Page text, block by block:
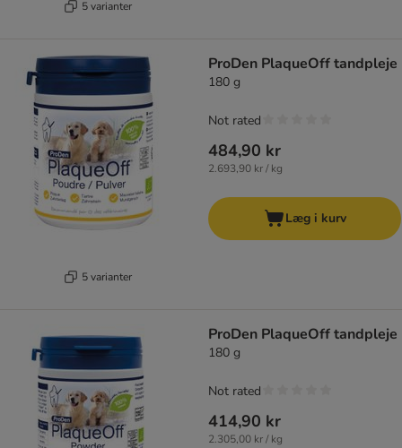
5 varianter
5 varianter
ProDen PlaqueOff tandpleje
180 g
484,90 kr
2.693,90 kr / kg
Not rated
Læg i kurv
ProDen PlaqueOff tandpleje
180 g
414,90 kr
2.305,00 kr / kg
Not rated